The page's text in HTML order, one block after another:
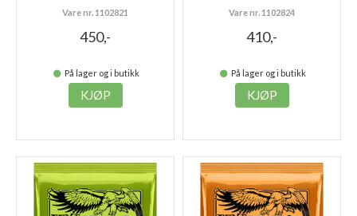
Vare nr. 1102821
450,-
På lager og i butikk
KJØP
Vare nr. 1102824
410,-
På lager og i butikk
KJØP